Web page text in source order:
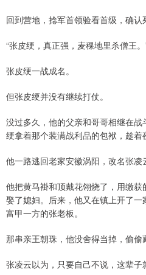
回到营地，捻军首领验看首级，确认
“张皮绠，真正强，麦稞地里杀僧王
张皮绠一战成名。
但张皮绠并没有继续打仗。
没过多久，他的父亲和哥哥相继在
绠拿着那个装满战利品的包袱，趁着
他一路逃回老家安徽涡阳，改名张凌
他把黄马褂和顶戴花翎烧了，用缴获
娶了媳妇。后来，他又在镇上开了
富甲一方的张老板。
那串亲王朝珠，他没舍得当掉，偷偷
张凌云以为，只要自己不说，这辈子